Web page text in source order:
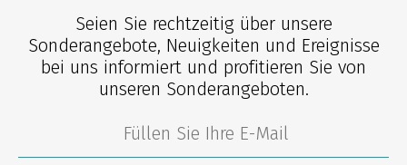
Seien Sie rechtzeitig über unsere
Sonderangebote, Neuigkeiten und Ereignisse
bei uns informiert und profitieren Sie von
unseren Sonderangeboten.